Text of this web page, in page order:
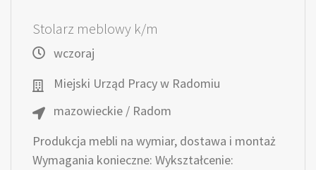
Stolarz meblowy k/m
wczoraj
Miejski Urząd Pracy w Radomiu
mazowieckie / Radom
Produkcja mebli na wymiar, dostawa i montaż
Wymagania konieczne: Wykształcenie: